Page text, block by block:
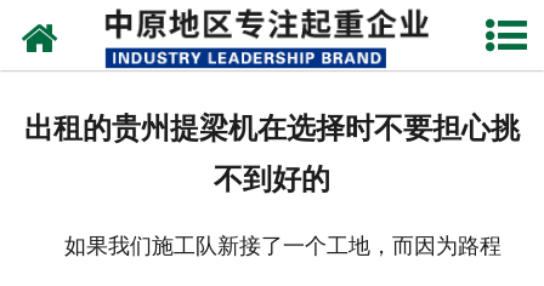
网站首页
出租的贵州提梁机在选择时不要担心挑
不到好的
如果我们施工队新接了一个工地，而因为路程